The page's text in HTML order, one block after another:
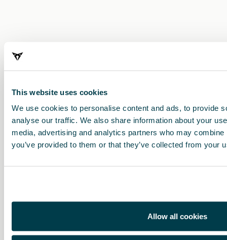
This website uses cookies
We use cookies to personalise content and ads, to provide
analyse our traffic. We also share information about your
media, advertising and analytics partners who may
you’ve provided to them or that they’ve collected from your
Allow all cookies